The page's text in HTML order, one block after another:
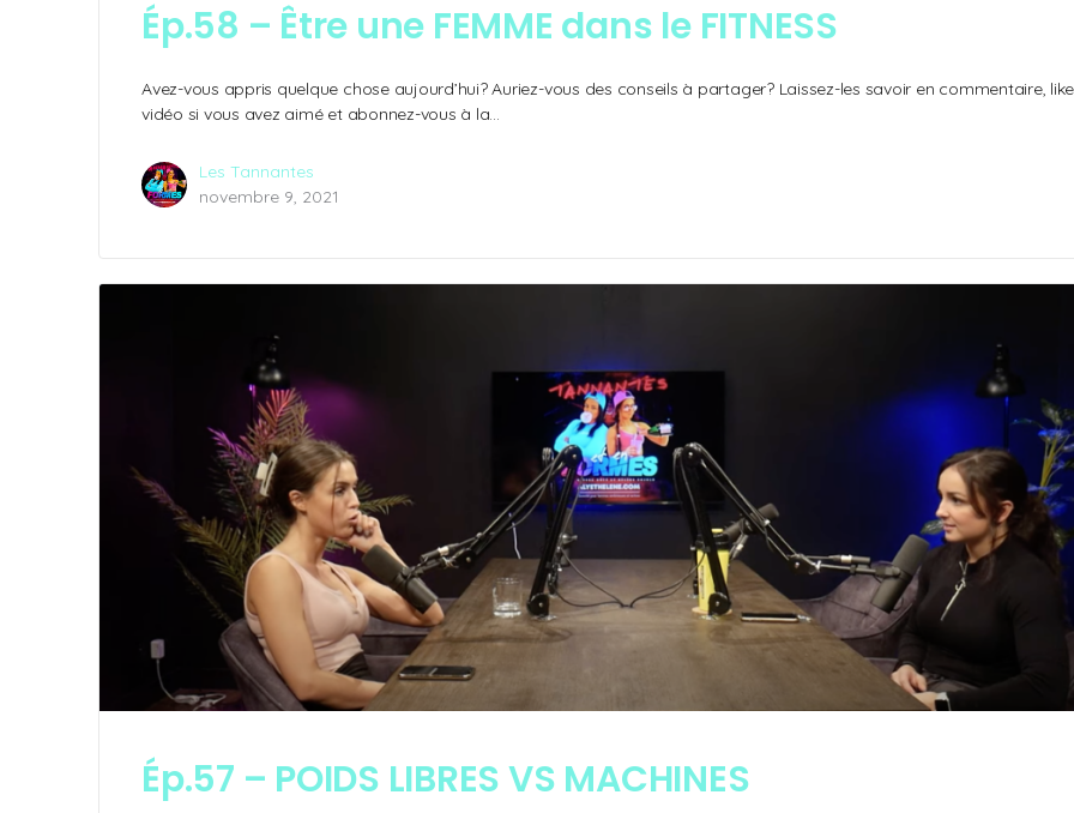
Ép.58 – Être une FEMME dans le FITNESS
Avez-vous appris quelque chose aujourd’hui? Auriez-vous des conseils à partager? Laissez-les savoir en commentaire,
vidéo si vous avez aimé et abonnez-vous à la…
Les Tannantes
novembre 9, 2021
Ép.57 – POIDS LIBRES VS MACHINES